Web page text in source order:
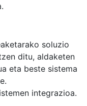
soluzio
ditu, aldaketen
eta beste sistema
integrazioa.